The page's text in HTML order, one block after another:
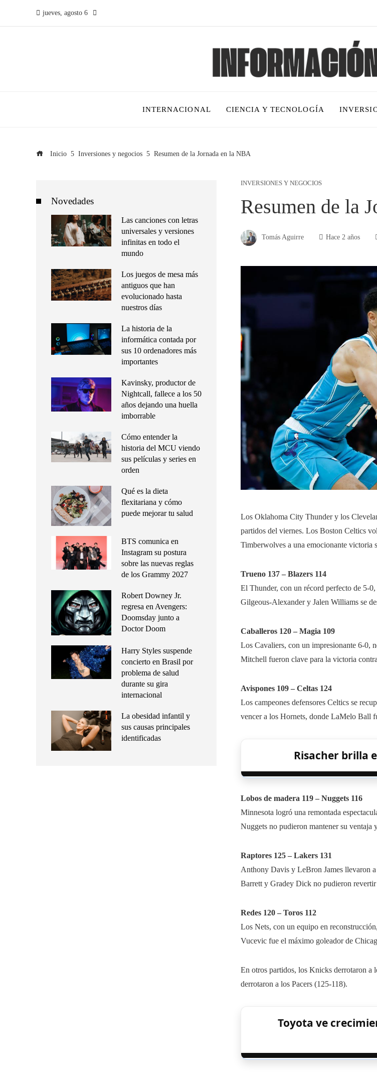
jueves, agosto 6
INTERNACIONAL CIENCIA Y TECNOLOGÍA
Inicio Inversiones y negocios Resumen de la Jornada en la NBA
INVERSIONES Y NEGOCIOS
Resumen de la
Tomás Aguirre Hace 2 años
Los Oklahoma City Thunder y los
partidos del viernes. Los Boston Celtics
Timberwolves a una emocionante victoria
Trueno 137 – Blazers 114
El Thunder, con un récord perfecto de 5-
Gilgeous-Alexander y Jalen Williams se
Caballeros 120 – Magia 109
Los Cavaliers, con un impresionante 6-0,
Mitchell fueron clave para la victoria
Avispones 109 – Celtas 124
Los campeones defensores Celtics se
vencer a los Hornets, donde LaMelo Ball
Risacher brilla
Lobos de madera 119 – Nuggets 116
Minnesota logró una remontada
Nuggets no pudieron mantener su
Raptores 125 – Lakers 131
Anthony Davis y LeBron James llevaron
Barrett y Gradey Dick no pudieron
Redes 120 – Toros 112
Los Nets, con un equipo en
Vucevic fue el máximo goleador de
En otros partidos, los Knicks derrotaron a
derrotaron a los Pacers (125-118).
Toyota ve
Novedades
Las canciones con letras
universales y versiones
infinitas en todo el
mundo
Los juegos de mesa más
antiguos que han
evolucionado hasta
nuestros días
La historia de la
informática contada por
sus 10 ordenadores más
importantes
Kavinsky, productor de
Nightcall, fallece a los 50
años dejando una huella
imborrable
Cómo entender la
historia del MCU viendo
sus películas y series en
orden
Qué es la dieta
flexitariana y cómo
puede mejorar tu salud
BTS comunica en
Instagram su postura
sobre las nuevas reglas
de los Grammy 2027
Robert Downey Jr.
regresa en Avengers:
Doomsday junto a
Doctor Doom
Harry Styles suspende
concierto en Brasil por
problema de salud
durante su gira
internacional
La obesidad infantil y
sus causas principales
identificadas